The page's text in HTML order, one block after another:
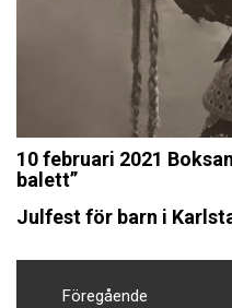
10 februari 2021
balett”
Julfest för barn i
Inläggsnavigering
Föregående